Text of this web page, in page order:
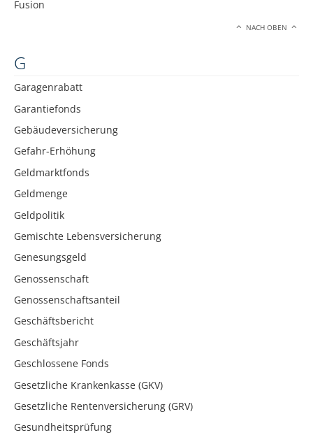
Fusion
NACH OBEN
G
Garagenrabatt
Garantiefonds
Gebäudeversicherung
Gefahr-Erhöhung
Geldmarktfonds
Geldmenge
Geldpolitik
Gemischte Lebensversicherung
Genesungsgeld
Genossenschaft
Genossenschaftsanteil
Geschäftsbericht
Geschäftsjahr
Geschlossene Fonds
Gesetzliche Krankenkasse (GKV)
Gesetzliche Rentenversicherung (GRV)
Gesundheitsprüfung